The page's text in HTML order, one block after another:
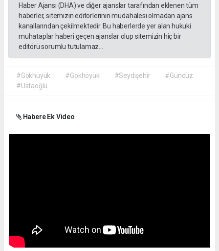
Haber Ajansı (DHA) ve diğer ajanslar tarafından eklenen tüm
haberler, sitemizin editörlerinin müdahalesi olmadan ajans
kanallarından çekilmektedir. Bu haberlerde yer alan hukuki
muhataplar haberi geçen ajanslar olup sitemizin hiç bir
editörü sorumlu tutulamaz...
#Gökhüyük #Gökhöyük #Seydişehir
#Gündüz
#Ustaoğlu
Habere Ek Video